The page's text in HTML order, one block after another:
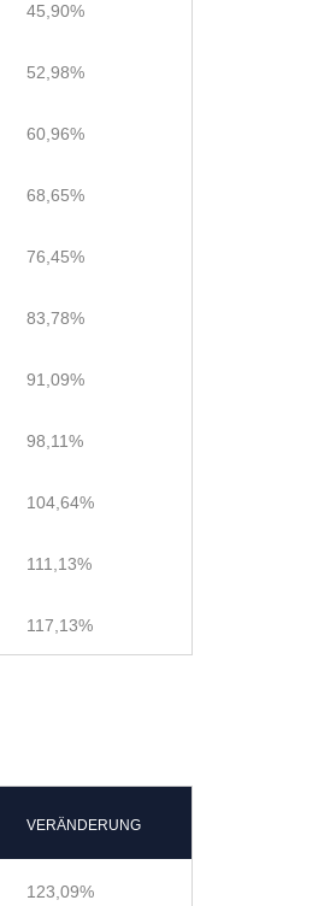
45,90%
52,98%
60,96%
68,65%
76,45%
83,78%
91,09%
98,11%
104,64%
111,13%
117,13%
VERÄNDERUNG
123,09%